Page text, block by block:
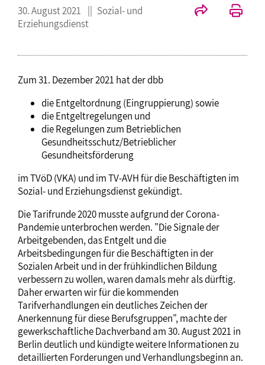
30. August 2021
Sozial- und
Erziehungsdienst
Zum 31. Dezember 2021 hat der dbb
die Entgeltordnung (Eingruppierung) sowie
die Entgeltregelungen und
die Regelungen zum Betrieblichen
Gesundheitsschutz/Betrieblicher
Gesundheitsförderung
im TVöD (VKA) und im TV-AVH für die Beschäftigten im
Sozial- und Erziehungsdienst gekündigt.
Die Tarifrunde 2020 musste aufgrund der Corona-
Pandemie unterbrochen werden. "Die Signale der
Arbeitgebenden, das Entgelt und die
Arbeitsbedingungen für die Beschäftigten in der
Sozialen Arbeit und in der frühkindlichen Bildung
verbessern zu wollen, waren damals mehr als dürftig.
Daher erwarten wir für die kommenden
Tarifverhandlungen ein deutliches Zeichen der
Anerkennung für diese Berufsgruppen", machte der
gewerkschaftliche Dachverband am 30. August 2021 in
Berlin deutlich und kündigte weitere Informationen zu
detaillierten Forderungen und Verhandlungsbeginn an.